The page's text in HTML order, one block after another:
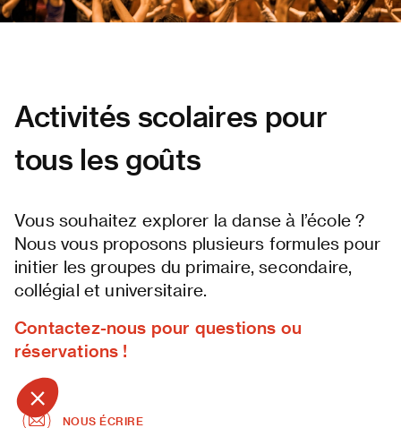
Activités scolaires pour
tous les goûts
Vous souhaitez explorer la danse à l’école ?
Nous vous proposons plusieurs formules pour
initier les groupes du primaire, secondaire,
collégial et universitaire.
Contactez-nous pour questions ou
réservations !
NOUS ÉCRIRE